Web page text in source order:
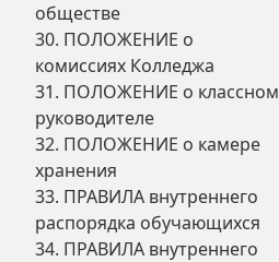
обществе
30. ПОЛОЖЕНИЕ о
комиссиях Колледжа
31. ПОЛОЖЕНИЕ о классном
руководителе
32. ПОЛОЖЕНИЕ о камере
хранения
33. ПРАВИЛА внутреннего
распорядка обучающихся
34. ПРАВИЛА внутреннего